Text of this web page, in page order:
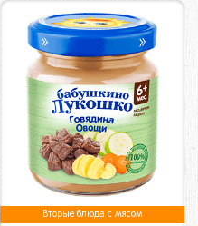
Вторые блюда с мясом